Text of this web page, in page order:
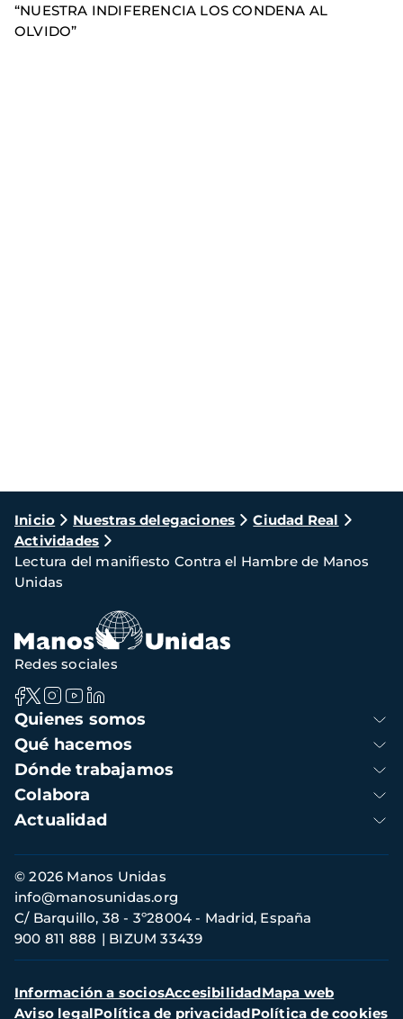
“NUESTRA INDIFERENCIA LOS CONDENA AL
OLVIDO”
Ruta
de
navegación
Inicio Nuestras delegaciones
Ciudad Real
Actividades
Lectura del manifiesto Contra el Hambre de Manos
Unidas
Navegación
principal
Quienes somos
Qué hacemos
Dónde trabajamos
Colabora
Actualidad
Redes sociales
Información
de
contacto
© 2026 Manos Unidas
C/ Barquillo, 38 - 3º28004 - Madrid, España
900 811 888
BIZUM 33439
info@manosunidas.org
Menú
secundario
Información a sociosAccesibilidadMapa web
Aviso legalPolítica de privacidadPolítica de cookies